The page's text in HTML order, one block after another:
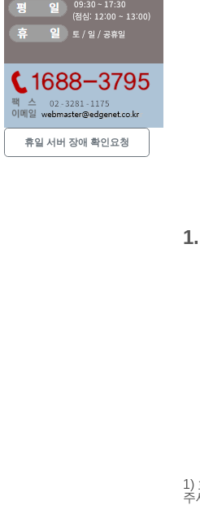
휴일 서버 장애 확인요청
1)
주